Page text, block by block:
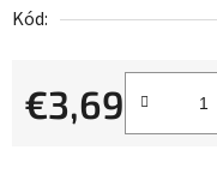
Kód:
€3,69
Jednotková cena: